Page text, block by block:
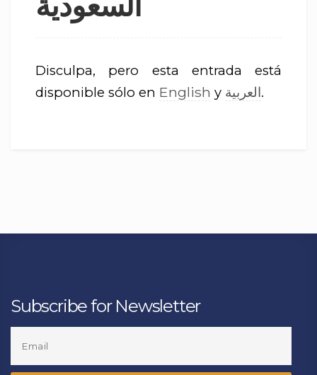
Disculpa, pero esta entrada está
disponible sólo en English y العربية.
Subscribe for Newsletter